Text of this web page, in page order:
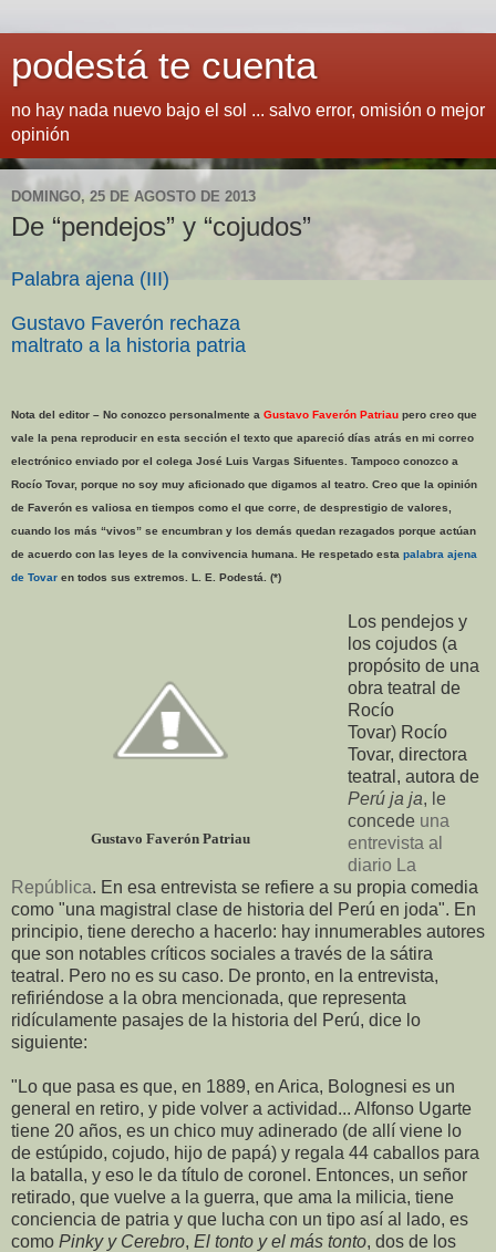
podestá te cuenta
no hay nada nuevo bajo el sol ... salvo error, omisión o mejor
opinión
DOMINGO, 25 DE AGOSTO DE 2013
De “pendejos” y “cojudos”
Palabra ajena (III)
Gustavo Faverón rechaza
maltrato a la historia patria
Nota del editor – No conozco personalmente a Gustavo Faverón Patriau pero creo que
vale la pena reproducir en esta sección el texto que apareció días atrás en mi correo
electrónico enviado por el colega José Luis Vargas Sifuentes. Tampoco conozco a
Rocío Tovar, porque no soy muy aficionado que digamos al teatro. Creo que la opinión
de Faverón es valiosa en tiempos como el que corre, de desprestigio de valores,
cuando los más “vivos” se encumbran y los demás quedan rezagados porque actúan
de acuerdo con las leyes de la convivencia humana. He respetado esta palabra ajena
de Tovar en todos sus extremos. L. E. Podestá. (*)
Gustavo Faverón Patriau
Los pendejos y
los cojudos (a
propósito de una
obra teatral de
Rocío
Tovar) Rocío
Tovar, directora
teatral, autora de
Perú ja ja, le
concede una
entrevista al
diario La
República. En esa entrevista se refiere a su propia comedia
como "una magistral clase de historia del Perú en joda". En
principio, tiene derecho a hacerlo: hay innumerables autores
que son notables críticos sociales a través de la sátira
teatral. Pero no es su caso. De pronto, en la entrevista,
refiriéndose a la obra mencionada, que representa
ridículamente pasajes de la historia del Perú, dice lo
siguiente:
"Lo que pasa es que, en 1889, en Arica, Bolognesi es un
general en retiro, y pide volver a actividad... Alfonso Ugarte
tiene 20 años, es un chico muy adinerado (de allí viene lo
de estúpido, cojudo, hijo de papá) y regala 44 caballos para
la batalla, y eso le da título de coronel. Entonces, un señor
retirado, que vuelve a la guerra, que ama la milicia, tiene
conciencia de patria y que lucha con un tipo así al lado, es
como Pinky y Cerebro, El tonto y el más tonto, dos de los